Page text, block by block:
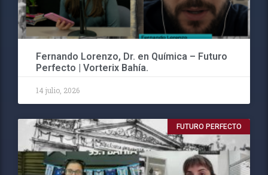
Fernando Lorenzo, Dr. en Química – Futuro
Perfecto | Vorterix Bahía.
14 julio, 2026
FUTURO PERFECTO